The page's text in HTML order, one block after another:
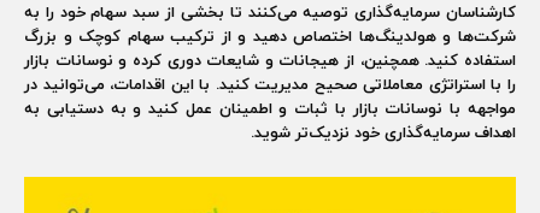
کارشناسان سرمایه‌گذاری توصیه می‌کنند تا بخشی از سبد سهام خود را به
شرکت‌ها و هولدینگ‌ها اختصاص دهید و از ترکیب سهام کوچک و بزرگ
استفاده کنید. همچنین، از هیجانات و شایعات دوری کرده و نوسانات بازار
را با استراتژی معاملاتی صحیح مدیریت کنید. با این اقدامات، می‌توانید در
مواجهه با نوسانات بازار با ثبات و اطمینان عمل کنید و به دستیابی به
اهداف سرمایه‌گذاری خود نزدیک‌تر شوید.